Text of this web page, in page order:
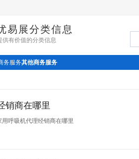
易展分类信息
供有价值的分类信息
务服务其他商务服务
销商在哪里
呼吸机代理经销商在哪里​